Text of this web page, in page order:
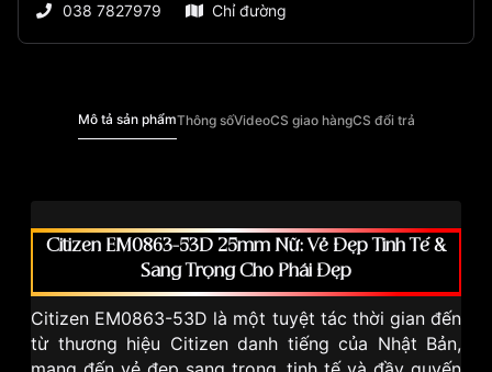
038 7827979
Chỉ đường
Mô tả sản phẩmThông sốVideoCS giao hàngCS đổi trả
Citizen EM0863-53D 25mm Nữ: Vẻ Đẹp Tinh Tế &
Sang Trọng Cho Phái Đẹp
Citizen EM0863-53D là một tuyệt tác thời gian đến
từ thương hiệu Citizen danh tiếng của Nhật Bản,